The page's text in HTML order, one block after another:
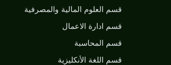
قسم العلوم المالية والمصرفية
قسم ادارة الاعمال
قسم المحاسبة
قسم اللغة الأنكليزية